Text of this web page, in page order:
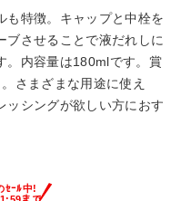
も特徴。キャップと中栓を
ブさせることで液だれしに
。内容量は180mlです。賞
さまざまな用途に使え
ッシングが欲しい方におす